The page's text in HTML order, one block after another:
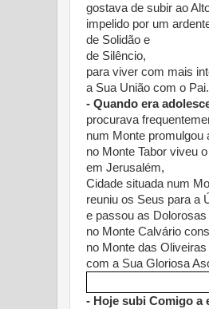
gostava de subir ao
impelido por um
de Solidão e
de Silêncio,
para viver com mais
a Sua União com o Pai.
- Quando era
procurava
num Monte promulgou
no Monte Tabor viveu
em Jerusalém,
Cidade situada num
reuniu os Seus para a
e passou as
no Monte Calvário
no Monte das
com a Sua Gloriosa
- Hoje subi Comigo a